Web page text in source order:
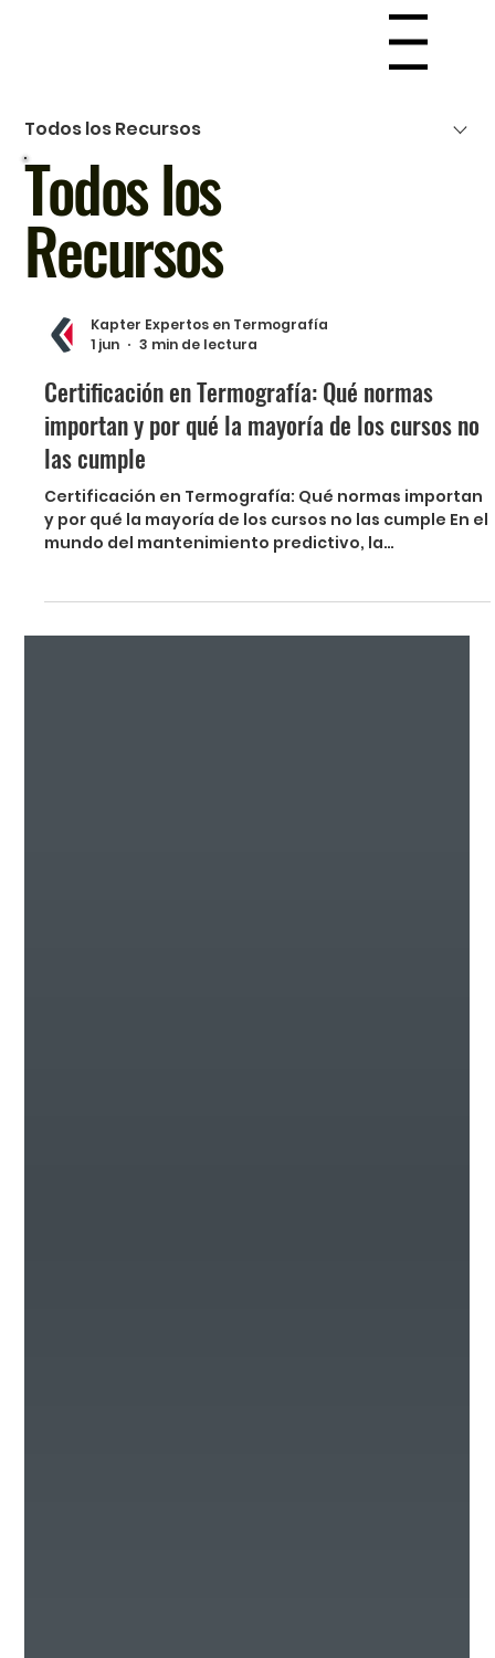
Menu
Todos los Recursos
Todos los
Recursos
Kapter Expertos en Termografía
1 jun
3 min de lectura
Certificación en Termografía: Qué normas
importan y por qué la mayoría de los cursos no
las cumple
Certificación en Termografía: Qué normas importan
y por qué la mayoría de los cursos no las cumple En el
mundo del mantenimiento predictivo, la
una cámara térmica convierte automáticamente a